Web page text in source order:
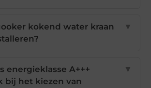
kokend water kraan
▼
energieklasse A+++
bij het kiezen van
▼